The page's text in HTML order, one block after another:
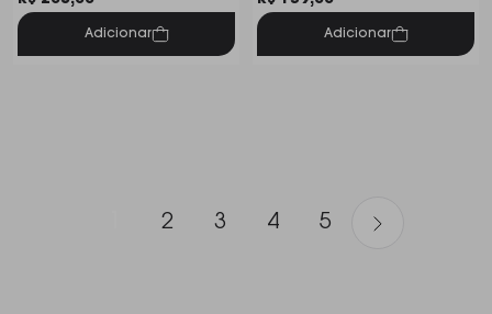
Adicionar Adicionar
2 3 4 5